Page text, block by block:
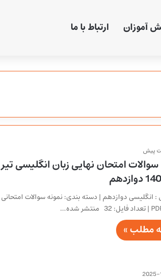
آموزان ارتباط با ما
سوالات امتحان نهایی زبان انگلیسی تیر
: انگلیسی دوازدهم | دسته بندی: نمونه سوالات امتحانی
مطلب »